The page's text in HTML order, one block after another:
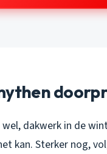
dakwerk in de
kan. Sterker nog,